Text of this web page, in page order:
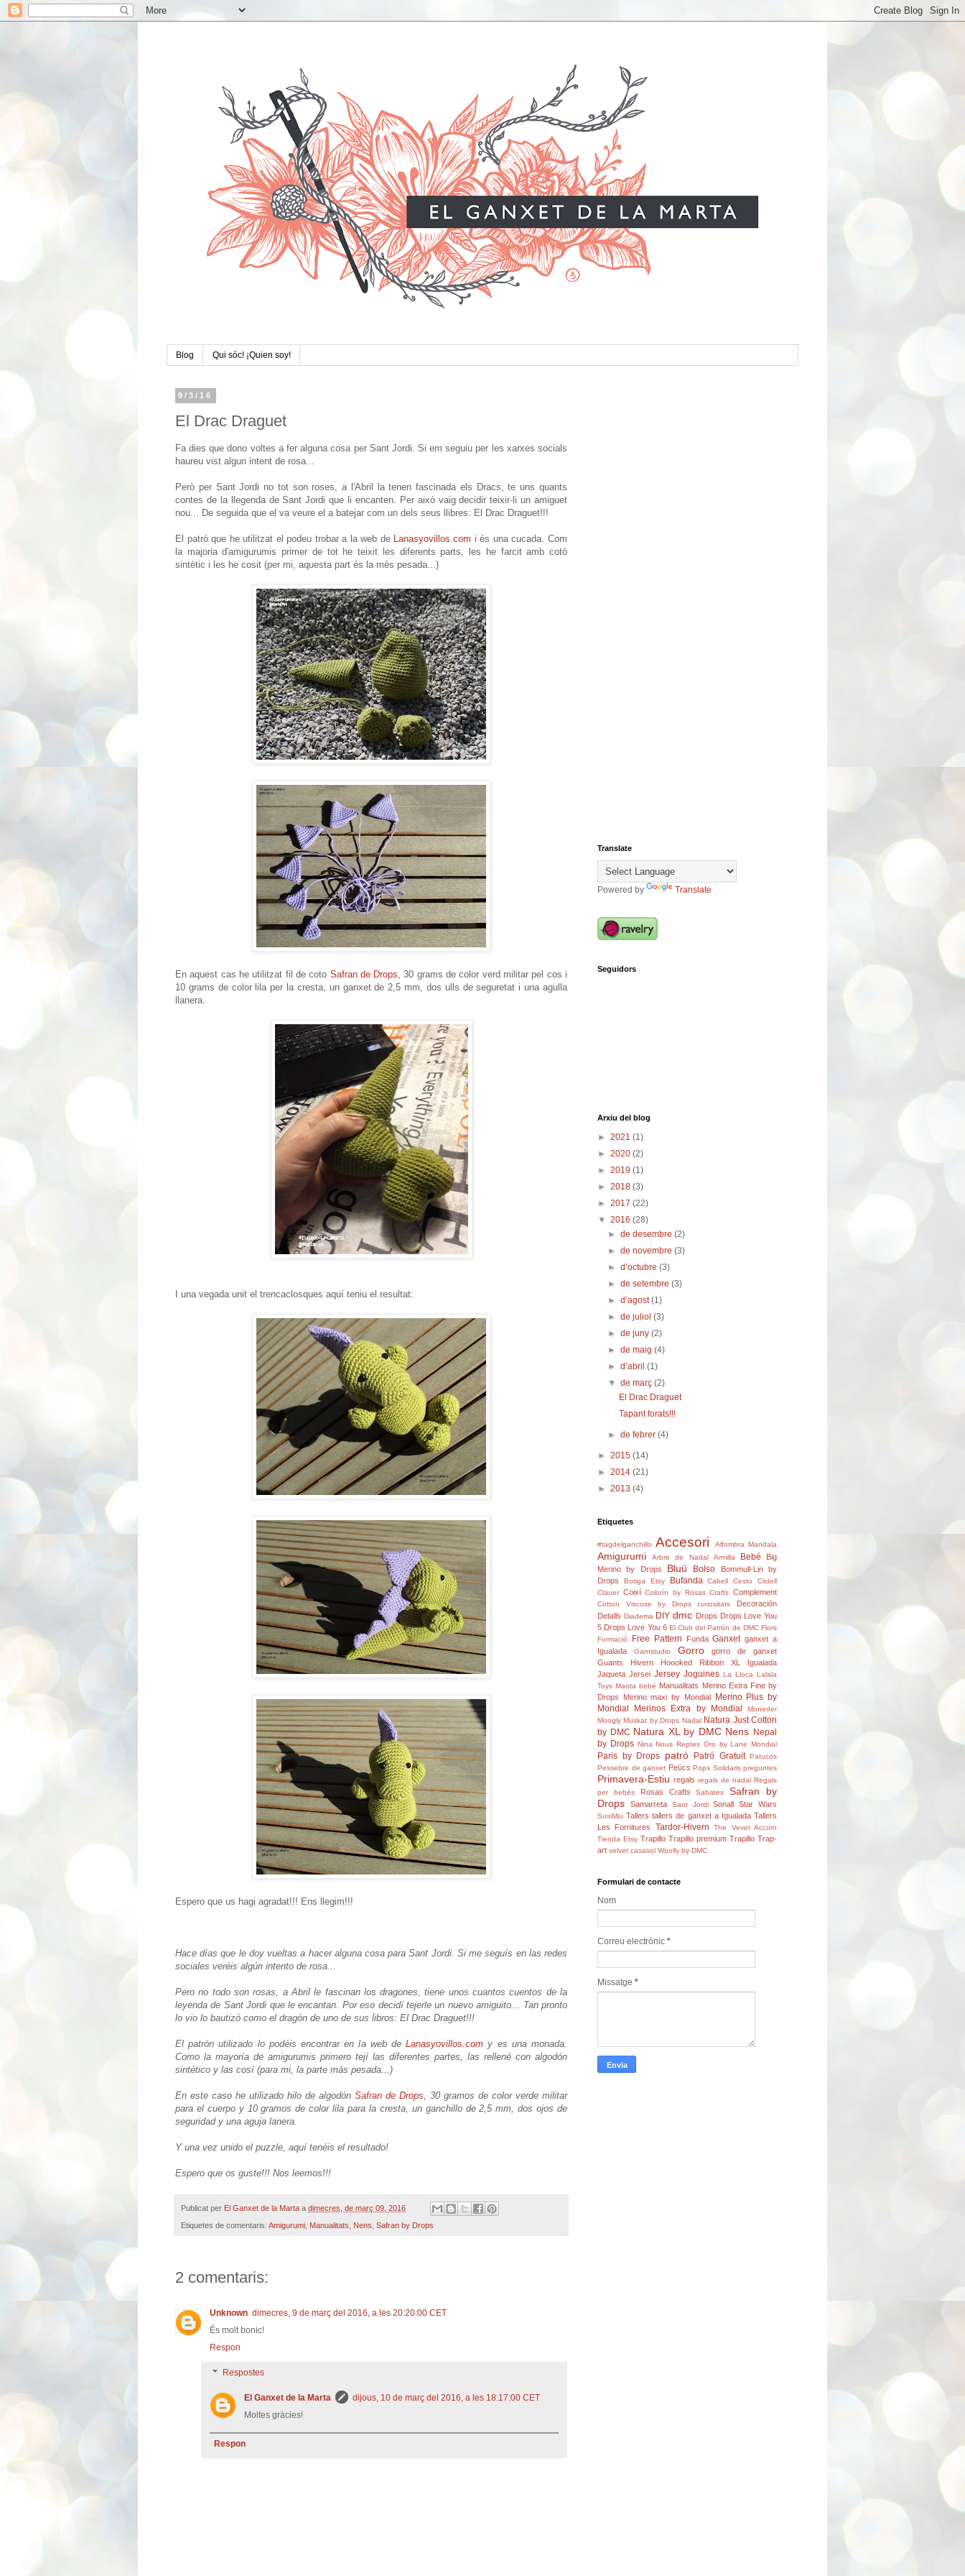
Blog Qui sóc! ¡Quien soy!
9/3/16
El Drac Draguet
Fa dies que dono voltes a fer alguna cosa per Sant Jordi. Si em seguiu per les xarxes socials
haureu vist algun intent de rosa...
Però per Sant Jordi no tot son roses, a l'Abril la tenen fascinada els Dracs, te uns quants
contes de la llegenda de Sant Jordi que li encanten. Per això vaig decidir teixir-li un amiguet
nou... De seguida que el va veure el a batejar com un dels seus llibres: El Drac Draguet!!!
El patró que he utilitzat el podeu trobar a la web de Lanasyovillos.com i és una cucada. Com
la majoria d'amigurumis primer de tot he teixit les diferents parts, les he farcit amb cotó
sintètic i les he cosit (per mi, aquesta part és la més pesada...)
En aquest cas he utilitzat fil de coto Safran de Drops, 30 grams de color verd militar pel cos i
10 grams de color lila per la cresta, un ganxet de 2,5 mm, dos ulls de seguretat i una agulla
llanera.
I una vegada unit el trencaclosques aquí teniu el resultat:
Espero que us hagi agradat!!! Ens llegim!!!
Hace días que le doy vueltas a hacer alguna cosa para Sant Jordi. Si me seguís en las redes
sociales veréis algún intento de rosa...
Pero no todo son rosas, a Abril le fascinan los dragones, tiene unos cuantos cuentos de la
leyenda de Sant Jordi que le encantan. Por eso decidí tejerle un nuevo amiguito... Tan pronto
lo vio lo bautizó como el dragón de uno de sus libros: El Drac Draguet!!!
El patrón utilizado lo podéis encontrar en la web deLanasyovillos.com y es una monada.
Como la mayoría de amigurumis primero tejí las diferentes partes, las rellené con algodón
sintético y las cosí (para mi, la parte más pesada...)
En este caso he utilizado hilo de algodón Safran de Drops, 30 gramos de color verde militar
para el cuerpo y 10 gramos de color lila para la cresta, un ganchillo de 2,5 mm, dos ojos de
seguridad y una aguja lanera.
Y una vez unido el puzzle, aquí tenéis el resultado!
Espero que os guste!!! Nos leemos!!!
Publicat per El Ganxet de la Marta a dimecres, de març 09, 2016
Etiquetes de comentaris: Amigurumi, Manualitats, Nens, Safran by Drops
2 comentaris:
Unknown dimecres, 9 de març del 2016, a les 20:20:00 CET
És molt bonic!
Respon
Respostes
El Ganxet de la Marta
dijous, 10 de març del 2016, a les 18:17:00 CET
Moltes gràcies!
Respon
Translate
Powered by Translate
Seguidors
Arxiu del blog
► 2021 (1)
► 2020 (2)
► 2019 (1)
► 2018 (3)
► 2017 (22)
▼ 2016 (28)
►de desembre(2)
►de novembre(3)
►d’octubre(3)
►de setembre(3)
►d’agost(1)
►de juliol(3)
►de juny(2)
►de maig(4)
►d’abril(1)
▼de març(2)
El Drac Draguet
Tapant forats!!!
►de febrer(4)
► 2015 (14)
► 2014 (21)
► 2013 (4)
Etiquetes
#tagdelganchillo Accesori Alfombra Mandala
Amigurumi Arbre de Nadal Armilla Bebé
Big
Merino by Drops
Bluü Bolso
Bommull-Lin by
Drops
Botiga Etsy Bufanda Cabell Cesto
Cistell
Clauer Coixí Colorín by Rosas Crafts Complement
Cotton Viscose by Drops curiositats
Decoración
Detalls Diadema DIY dmc Drops Drops Love You
5 Drops Love You 6 El Club del Patrón de DMC Flors
Formació
Free Pattern Funda Ganxet ganxet a
Igualada
Garnstudio Gorro
gorro de ganxet
Guants
Hivern Hoooked Ribbon XL
Igualada
Jaqueta Jersei Jersey Joguines La Lloca Lalala
Toys Manta bebé Manualitats Merino Extra Fine by
Drops
Merino maxi by Mondial
Merino Plus by
Mondial
Merinos Extra by Mondial
Moneder
Moogly Muskat by Drops Nadal
Natura Just Cotton
by DMC Natura XL by DMC Nens Nepal
by Drops Nina Nous Reptes Oro by Lane Mondial
Paris by Drops patró Patró Gratuit
Patucos
Pessebre de ganxet Peücs Pops Solidaris preguntes
Primavera-Estiu regals regals de nadal
Regals
per bebés
Rosas Crafts Sabates
Safran by
Drops
Samarreta Sant Jordi Sonall Star Wars
SusiMiu Tallers tallers de ganxet a Igualada Tallers
Les Fornitures
Tardor-Hivern
The Vevet Accorn
Tienda Etsy Trapillo Trapillo premium Trapillo Trap-
art velvet casasol Woolly by DMC
Formulari de contacte
Nom
Correu electrònic *
Missatge *